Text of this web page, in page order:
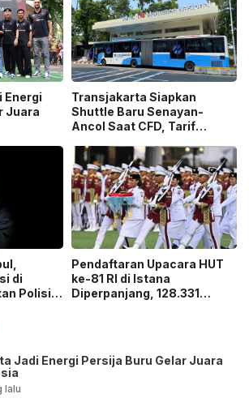
Energi
Juara
Transjakarta Siapkan
Shuttle Baru Senayan-
Ancol Saat CFD, Tarif
di
Polisi
Pendaftaran Upacara HUT
ke-81 RI di Istana
Diperpanjang, 128.331
Jadi Energi Persija Buru Gelar Juara
lalu